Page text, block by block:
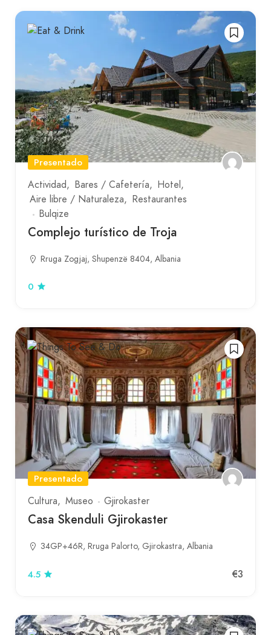
Presentado
Actividad
Bares / Cafetería
Hotel
Aire libre / Naturaleza
Restaurantes
Bulqize
Complejo turístico de Troja
Rruga Zogjaj, Shupenzë 8404, Albania
0
Presentado
Cultura
Museo Gjirokaster
Casa Skenduli Gjirokaster
34GP+46R, Rruga Palorto, Gjirokastra, Albania
4.5 €3